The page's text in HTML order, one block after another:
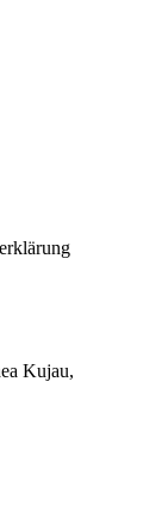
Kujau,